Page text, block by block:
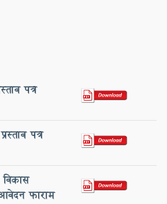
पत्र
पत्र
आवेदन फाराम